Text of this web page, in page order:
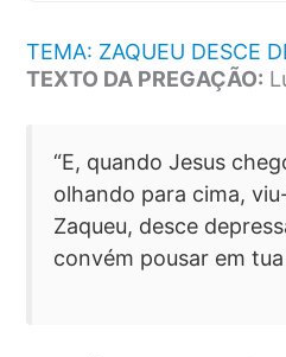
TEMA: ZAQUEU DESCE
TEXTO DA PREGAÇÃO:
“E, quando Jesus
olhando para cima,
Zaqueu, desce
convém pousar em tua